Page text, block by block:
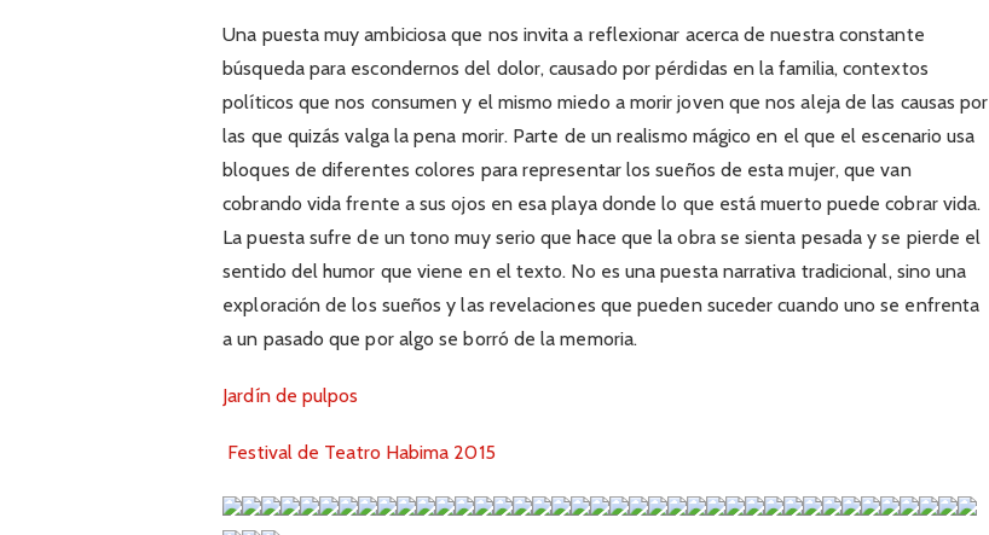
Una puesta muy ambiciosa que nos invita a reflexionar acerca de nuestra constante
búsqueda para escondernos del dolor, causado por pérdidas en la familia, contextos
políticos que nos consumen y el mismo miedo a morir joven que nos aleja de las causas por
las que quizás valga la pena morir. Parte de un realismo mágico en el que el escenario usa
bloques de diferentes colores para representar los sueños de esta mujer, que van
cobrando vida frente a sus ojos en esa playa donde lo que está muerto puede cobrar vida.
La puesta sufre de un tono muy serio que hace que la obra se sienta pesada y se pierde el
sentido del humor que viene en el texto. No es una puesta narrativa tradicional, sino una
exploración de los sueños y las revelaciones que pueden suceder cuando uno se enfrenta
a un pasado que por algo se borró de la memoria.
Jardín de pulpos
Festival de Teatro Habima 2015